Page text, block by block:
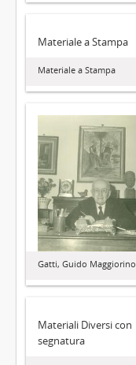
Materiale a Stampa
Materiale a Stampa
Gatti, Guido Maggiorino
Materiali Diversi con
segnatura